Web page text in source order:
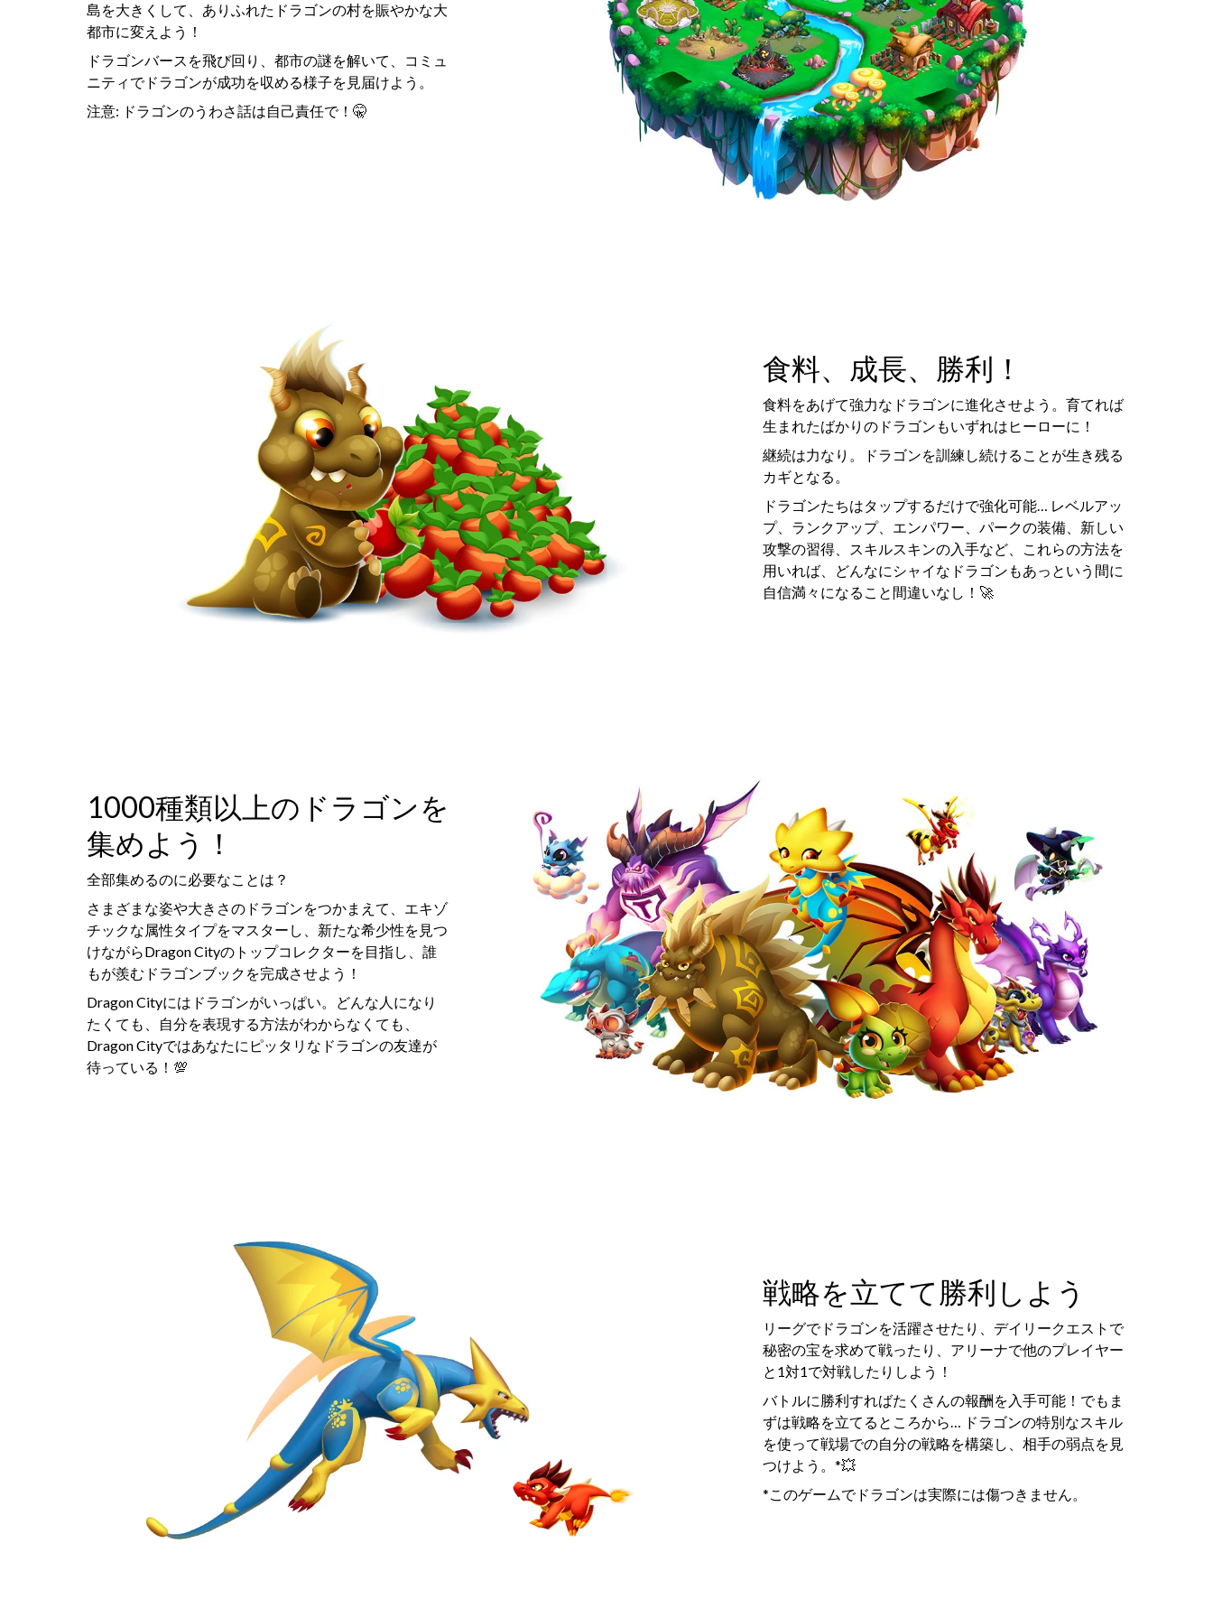
島を大きくして、ありふれたドラゴンの村を賑やかな大
都市に変えよう！
ドラゴンバースを飛び回り、都市の謎を解いて、コミュ
ニティでドラゴンが成功を収める様子を見届けよう。
注意: ドラゴンのうわさ話は自己責任で！🤫
食料、成長、勝利！
食料をあげて強力なドラゴンに進化させよう。育てれば
生まれたばかりのドラゴンもいずれはヒーローに！
継続は力なり。ドラゴンを訓練し続けることが生き残る
カギとなる。
ドラゴンたちはタップするだけで強化可能… レベルアッ
プ、ランクアップ、エンパワー、パークの装備、新しい
攻撃の習得、スキルスキンの入手など、これらの方法を
用いれば、どんなにシャイなドラゴンもあっという間に
自信満々になること間違いなし！🚀
1000種類以上のドラゴンを
集めよう！
全部集めるのに必要なことは？
さまざまな姿や大きさのドラゴンをつかまえて、エキゾ
チックな属性タイプをマスターし、新たな希少性を見つ
けながらDragon Cityのトップコレクターを目指し、誰
もが羨むドラゴンブックを完成させよう！
Dragon Cityにはドラゴンがいっぱい。どんな人になり
たくても、自分を表現する方法がわからなくても、
Dragon Cityではあなたにピッタリなドラゴンの友達が
待っている！💯
戦略を立てて勝利しよう
リーグでドラゴンを活躍させたり、デイリークエストで
秘密の宝を求めて戦ったり、アリーナで他のプレイヤー
と1対1で対戦したりしよう！
バトルに勝利すればたくさんの報酬を入手可能！でもま
ずは戦略を立てるところから… ドラゴンの特別なスキル
を使って戦場での自分の戦略を構築し、相手の弱点を見
つけよう。*💥
*このゲームでドラゴンは実際には傷つきません。